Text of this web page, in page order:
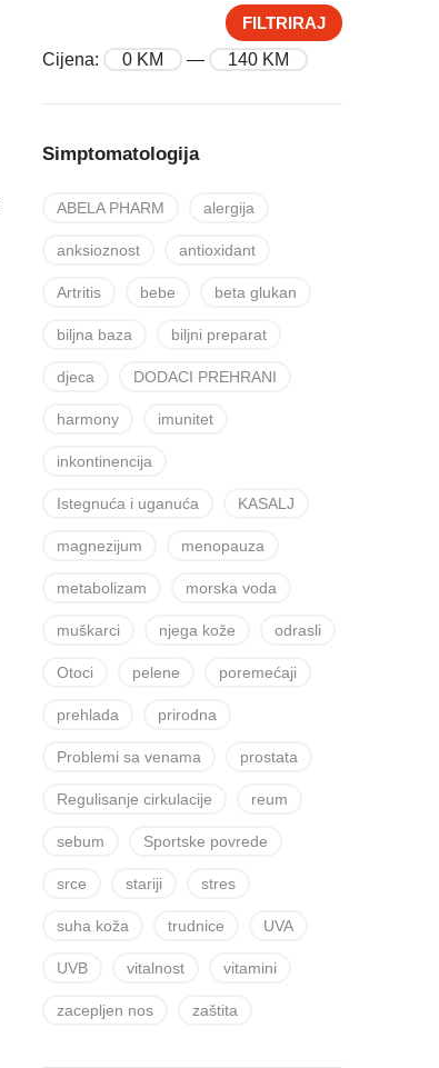
FILTRIRAJ
Cijena:
0 KM — 140 KM
Simptomatologija
ABELA PHARM alergija
anksioznost antioxidant
Artritis bebe beta glukan
biljna baza biljni preparat
djeca DODACI PREHRANI
harmony imunitet
inkontinencija
Istegnuća i uganuća KASALJ
magnezijum menopauza
metabolizam morska voda
muškarci njega kože odrasli
Otoci pelene poremećaji
prehlada prirodna
Problemi sa venama prostata
Regulisanje cirkulacije reum
sebum Sportske povrede
srce stariji stres
suha koža trudnice UVA
UVB vitalnost vitamini
zacepljen nos zaštita